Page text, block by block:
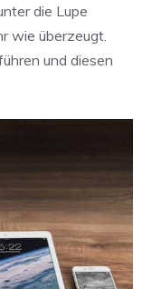
die Lupe
wie überzeugt.
und diesen